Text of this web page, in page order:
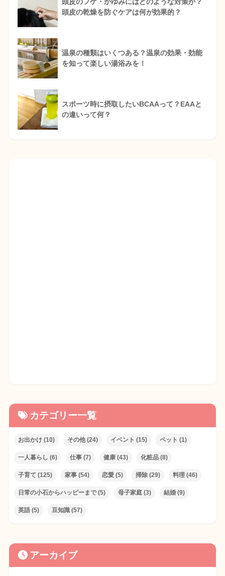
頭皮の乾燥を防ぐケアは何が効果的？
温泉の種類はいくつある？温泉の効果・効能
を知って楽しい湯浴みを！
スポーツ時に摂取したいBCAAって？EAAと
の違いって何？
カテゴリー一覧
お出かけ(10) その他(24) イベント (15) ペット (1)
一人暮らし (6) 仕事(7) 健康(43) 化粧品(8)
子育て (125) 家事(54) 恋愛(5) 掃除(29) 料理(46)
日常の小石からハッピーまで(5) 母子家庭(3) 結婚(9)
英語(5) 豆知識(57)
アーカイブ